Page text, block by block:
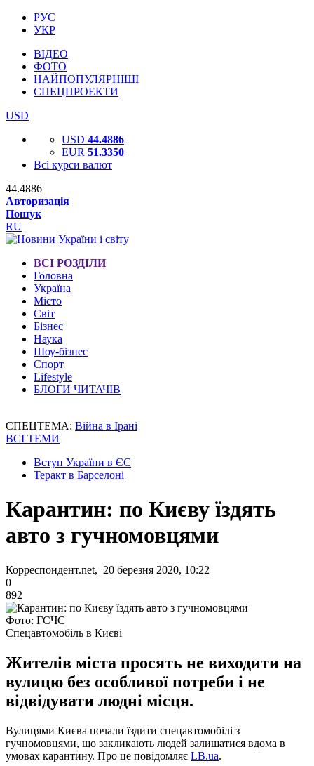
РУС
УКР
ВІДЕО
ФОТО
НАЙПОПУЛЯРНІШІ
СПЕЦПРОЕКТИ
USD
USD 44.4886
EUR 51.3350
Всі курси валют
44.4886
Авторизація
Пошук
RU
ВСІ РОЗДІЛИ
Головна
Україна
Місто
Світ
Бізнес
Наука
Шоу-бізнес
Спорт
Lifestyle
БЛОГИ ЧИТАЧІВ
СПЕЦТЕМА: Війна в Ірані
ВСІ ТЕМИ
Вступ України в ЄС
Теракт в Барселоні
Карантин: по Києву їздять
авто з гучномовцями
Корреспондент.net, 20 березня 2020, 10:22
0
892
Фото: ГСЧС
Спецавтомобіль в Києві
Жителів міста просять не виходити на
вулицю без особливої потреби і не
відвідувати людні місця.
Вулицями Києва почали їздити спецавтомобілі з
гучномовцями, що закликають людей залишатися вдома в
умовах карантину. Про це повідомляє LB.ua.